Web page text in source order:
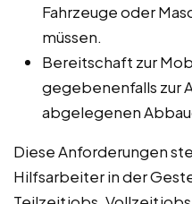
Fahrzeuge oder
müssen.
Bereitschaft zur
gegebenenfalls zur
abgelegenen
Diese Anforderungen
Hilfsarbeiter in der